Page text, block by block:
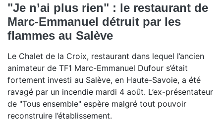
"Je n’ai plus rien" : le restaurant de
Marc-Emmanuel détruit par les
flammes au Salève
Le Chalet de la Croix, restaurant dans lequel l’ancien
animateur de TF1 Marc-Emmanuel Dufour s’était
fortement investi au Salève, en Haute-Savoie, a été
ravagé par un incendie mardi 4 août. L’ex-présentateur
de "Tous ensemble" espère malgré tout pouvoir
reconstruire l’établissement.